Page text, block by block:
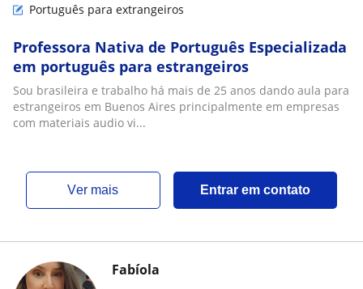
Português para extrangeiros
Professora Nativa de Português Especializada
em português para estrangeiros
Sou brasileira e trabalho há mais de 25 anos dando aula para
estrangeiros em Buenos Aires principalmente em empresas
com materiais audio vi...
ver mais Entrar em contato
Fabíola